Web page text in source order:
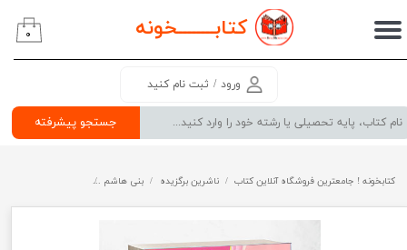
کتابــــــــخونه
جستجو پیشرفته
ورود / ثبت نام کنید
حساب کاربری من
سفارشات
۰
کتابخونه ! جامعترین فروشگاه آنلاین کتاب ناشرین برگزیده بنی هاشم